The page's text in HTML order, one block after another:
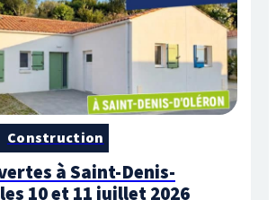
Construction
à Saint-Denis-
10 et 11 juillet 2026